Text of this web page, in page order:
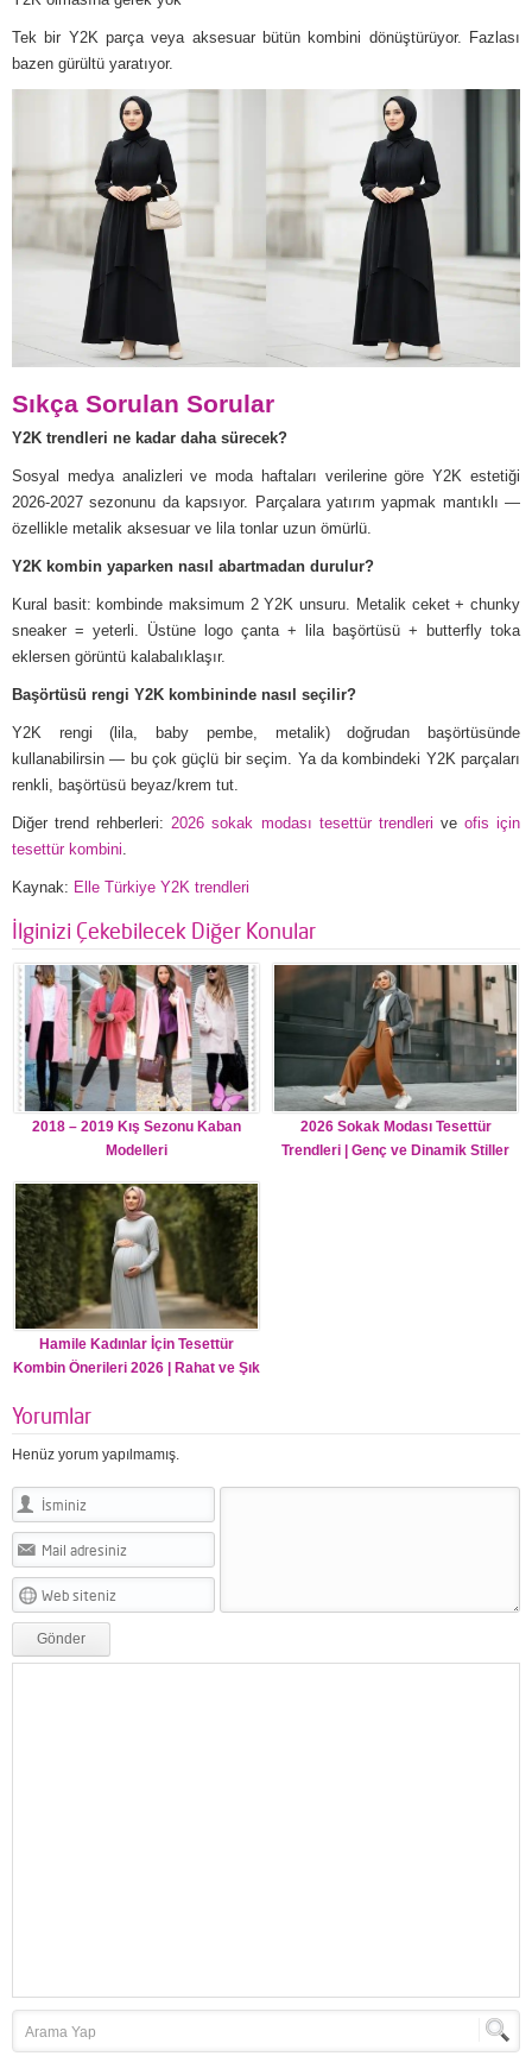
Tek bir Y2K parça veya aksesuar bütün kombini dönüştürüyor. Fazlası
bazen gürültü yaratıyor.
Sıkça Sorulan Sorular
Y2K trendleri ne kadar daha sürecek?
Sosyal medya analizleri ve moda haftaları verilerine göre Y2K estetiği
2026-2027 sezonunu da kapsıyor. Parçalara yatırım yapmak mantıklı —
özellikle metalik aksesuar ve lila tonlar uzun ömürlü.
Y2K kombin yaparken nasıl abartmadan durulur?
Kural basit: kombinde maksimum 2 Y2K unsuru. Metalik ceket + chunky
sneaker = yeterli. Üstüne logo çanta + lila başörtüsü + butterfly toka
eklersen görüntü kalabalıklaşır.
Başörtüsü rengi Y2K kombininde nasıl seçilir?
Y2K rengi (lila, baby pembe, metalik) doğrudan başörtüsünde
kullanabilirsin — bu çok güçlü bir seçim. Ya da kombindeki Y2K parçaları
renkli, başörtüsü beyaz/krem tut.
Diğer trend rehberleri: 2026 sokak modası tesettür trendleri ve ofis için
tesettür kombini
Kaynak: Elle Türkiye Y2K trendleri
İlginizi Çekebilecek Diğer Konular
2018 – 2019 Kış Sezonu Kaban
Modelleri
2026 Sokak Modası Tesettür
Trendleri | Genç ve Dinamik Stiller
Hamile Kadınlar İçin Tesettür
Kombin Önerileri 2026 | Rahat ve Şık
Yorumlar
Henüz yorum yapılmamış.